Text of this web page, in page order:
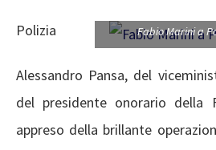
Fabio Marini a
Polizia
Alessandro Pansa, del
del presidente onorario della
appreso della brillante